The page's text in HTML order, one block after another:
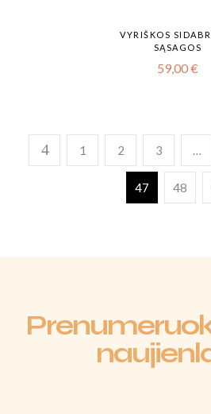
VYRIŠKOS
SĄSAGOS
59,00€
1 2 3 …
47 48